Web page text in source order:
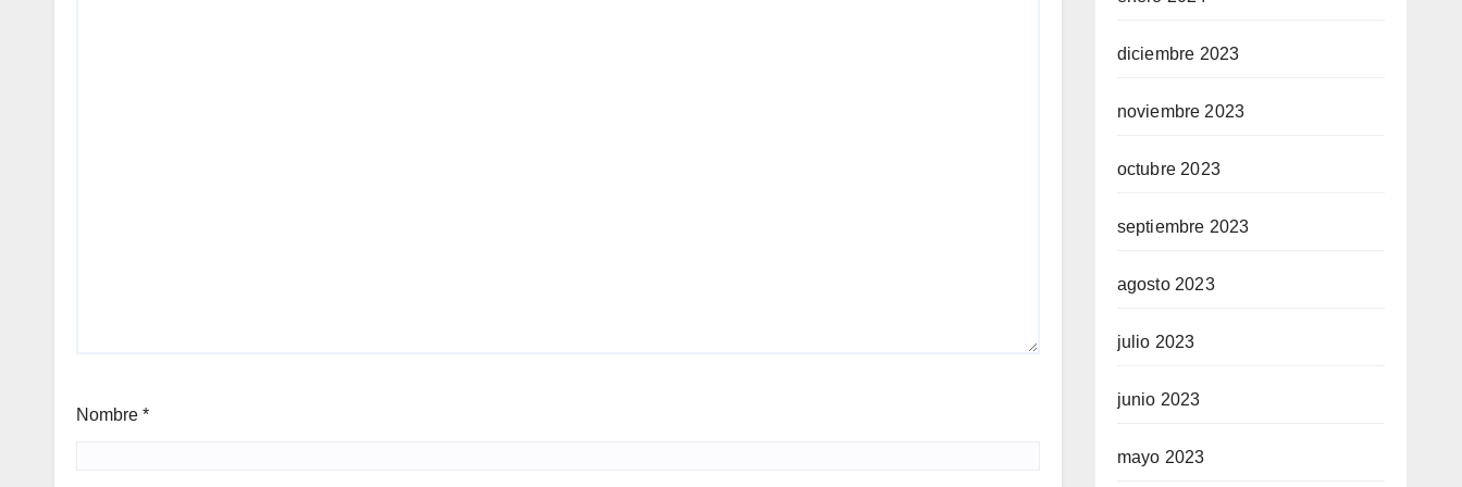
Nombre *
diciembre 2023
noviembre 2023
octubre 2023
septiembre 2023
agosto 2023
julio 2023
junio 2023
mayo 2023